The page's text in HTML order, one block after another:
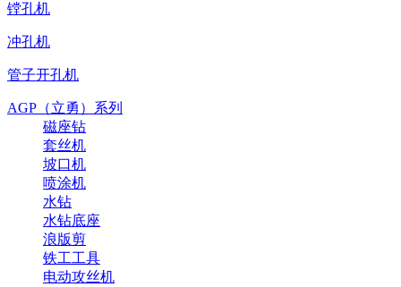
镗孔机
冲孔机
管子开孔机
AGP（立勇）系列
磁座钻
套丝机
坡口机
喷涂机
水钻
水钻底座
浪版剪
铁工工具
电动攻丝机